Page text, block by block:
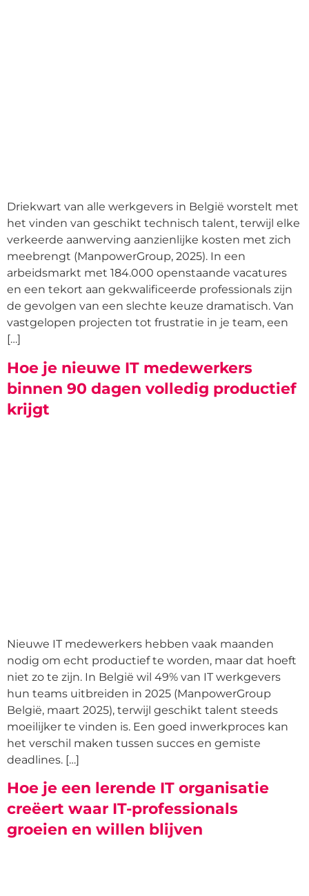
Driekwart van alle werkgevers in België worstelt met
het vinden van geschikt technisch talent, terwijl elke
verkeerde aanwerving aanzienlijke kosten met zich
meebrengt (ManpowerGroup, 2025). In een
arbeidsmarkt met 184.000 openstaande vacatures
en een tekort aan gekwalificeerde professionals zijn
de gevolgen van een slechte keuze dramatisch. Van
vastgelopen projecten tot frustratie in je team, een
[…]
Hoe je nieuwe IT medewerkers
binnen 90 dagen volledig productief
krijgt
Nieuwe IT medewerkers hebben vaak maanden
nodig om echt productief te worden, maar dat hoeft
niet zo te zijn. In België wil 49% van IT werkgevers
hun teams uitbreiden in 2025 (ManpowerGroup
België, maart 2025), terwijl geschikt talent steeds
moeilijker te vinden is. Een goed inwerkproces kan
het verschil maken tussen succes en gemiste
deadlines. […]
Hoe je een lerende IT organisatie
creëert waar IT-professionals
groeien en willen blijven